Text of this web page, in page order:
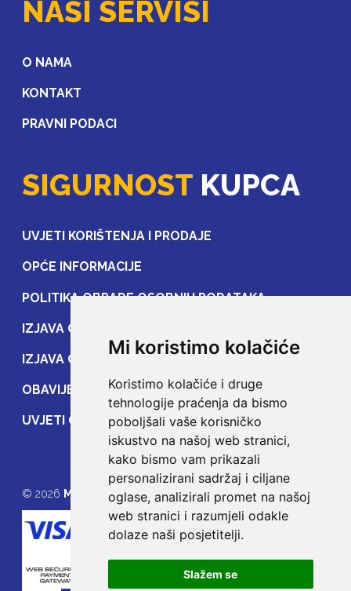
Mi koristimo kolačiće
Koristimo kolačiće i druge
tehnologije praćenja da bismo
poboljšali vaše korisničko
iskustvo na našoj web stranici,
kako bismo vam prikazali
personalizirani sadržaj i ciljane
oglase, analizirali promet na našoj
web stranici i razumjeli odakle
dolaze naši posjetitelji.
Slažem se
NAŠI SERVISI
O NAMA
KONTAKT
PRAVNI PODACI
SIGURNOST KUPCA
UVJETI KORIŠTENJA I PRODAJE
OPĆE INFORMACIJE
POLITIKA OBRADE OSOBNIH PODATAKA
IZJAVA O ZAŠTITI OSOBNIH PODATAKA
IZJAVA O ZAŠTITI PRIJENOSA PODATAKA
OBAVIJEST POTROŠAČIMA
UVJETI OSIGURANJA
© 2026 MOJE OSIGURANJE